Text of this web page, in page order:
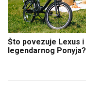
Što povezuje Lexus i
legendarnog Ponyja?